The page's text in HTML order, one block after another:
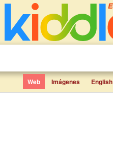
Web Imágenes English